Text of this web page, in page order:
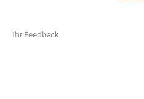
Ihr Feedback